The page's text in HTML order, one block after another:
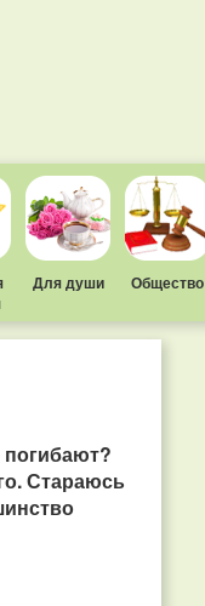
Для души Общество
погибают?
Стараюсь